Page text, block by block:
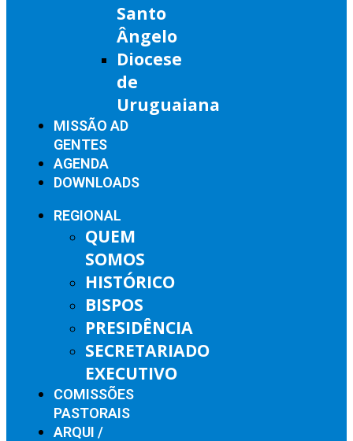
Santo
Ângelo
Diocese
de
Uruguaiana
MISSÃO AD
GENTES
AGENDA
DOWNLOADS
REGIONAL
QUEM
SOMOS
HISTÓRICO
BISPOS
PRESIDÊNCIA
SECRETARIADO
EXECUTIVO
COMISSÕES
PASTORAIS
ARQUI /